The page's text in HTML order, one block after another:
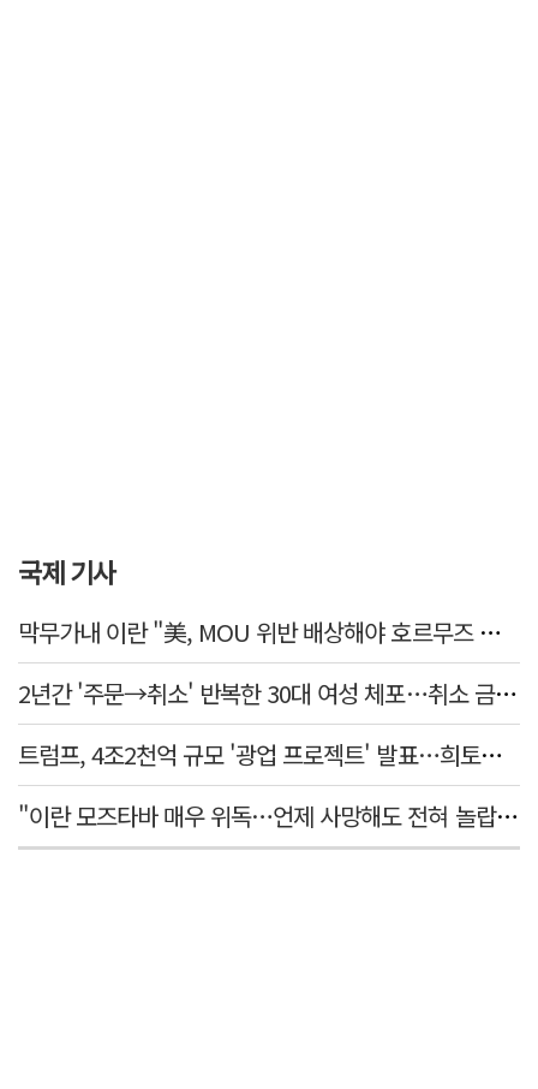
국제 기사
막무가내 이란 "美, MOU 위반 배상해야 호르무즈 재개방"
2년간 '주문→취소' 반복한 30대 여성 체포…취소 금액만 400억 원
트럼프, 4조2천억 규모 '광업 프로젝트' 발표…희토류 탈중국 속도
"이란 모즈타바 매우 위독…언제 사망해도 전혀 놀랍지 않아"